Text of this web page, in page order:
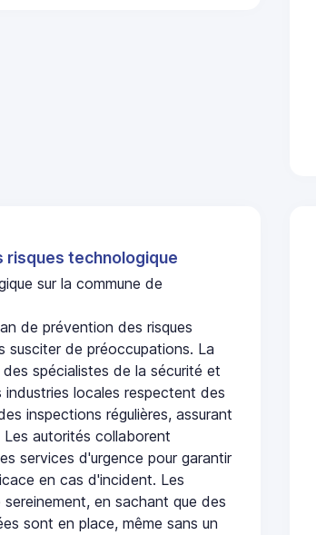
risques technologique
sur la commune de
de prévention des risques
susciter de préoccupations. La
spécialistes de la sécurité et
locales respectent des
inspections régulières, assurant
autorités collaborent
services d'urgence pour garantir
en cas d'incident. Les
en sachant que des
sont en place, même sans un